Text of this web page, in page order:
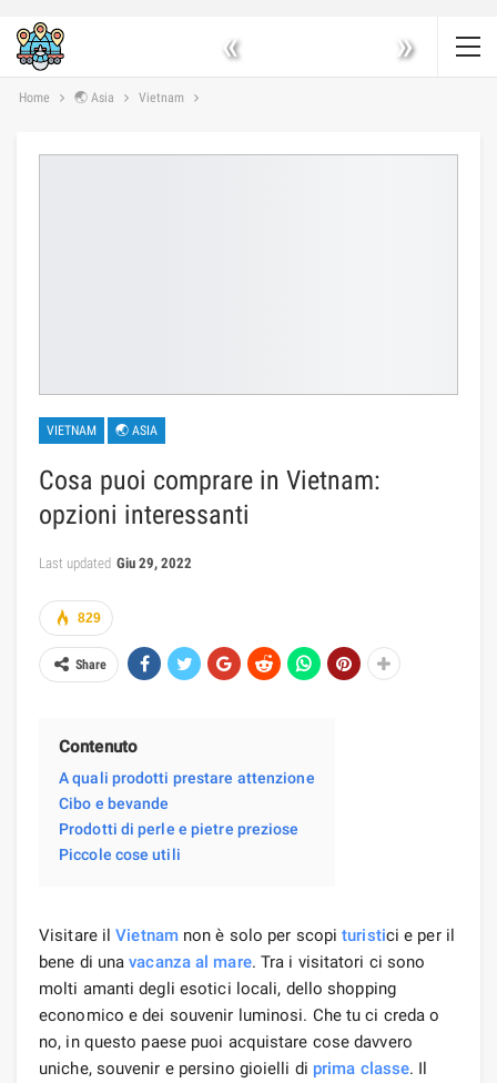
« »
Home 🌏 Asia Vietnam
VIETNAM 🌏 ASIA
Cosa puoi comprare in Vietnam:
opzioni interessanti
Last updated Giu 29, 2022
829
Share
Contenuto
A quali prodotti prestare attenzione
Cibo e bevande
Prodotti di perle e pietre preziose
Piccole cose utili
Visitare ilVietnamnon è solo per scopituristici e per il
bene di unavacanza al mare. Tra i visitatori ci sono
molti amanti degli esotici locali, dello shopping
economico e dei souvenir luminosi. Che tu ci creda o
no, in questo paese puoi acquistare cose davvero
uniche, souvenir e persino gioielli di prima classe. Il